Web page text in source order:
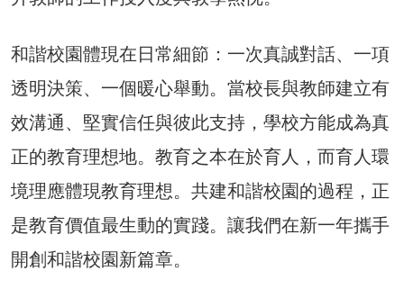
和諧校園體現在日常細節：一次真誠對話、一項
透明決策、一個暖心舉動。當校長與教師建立有
效溝通、堅實信任與彼此支持，學校方能成為真
正的教育理想地。教育之本在於育人，而育人環
境理應體現教育理想。共建和諧校園的過程，正
是教育價值最生動的實踐。讓我們在新一年攜手
開創和諧校園新篇章。